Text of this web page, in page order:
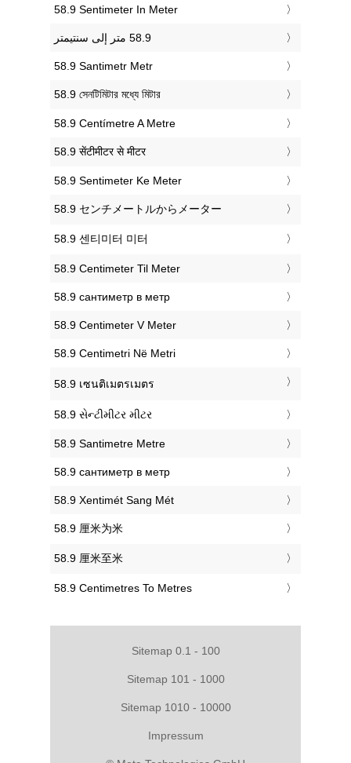
‎58.9 Sentimeter In Meter
‎58.9 Santimetr Metr
‎58.9 সেনটিমিটার মধ্যে মিটার
‎58.9 Centímetre A Metre
‎58.9 सेंटीमीटर से मीटर
‎58.9 Sentimeter Ke Meter
‎58.9 センチメートルからメーター
‎58.9 센티미터 미터
‎58.9 Centimeter Til Meter
‎58.9 сантиметр в метр
‎58.9 Centimeter V Meter
‎58.9 Centimetri Në Metri
‎58.9 เซนติเมตรเมตร
‎58.9 સેન્ટીમીટર મીટર
‎58.9 Santimetre Metre
‎58.9 сантиметр в метр
‎58.9 Xentimét Sang Mét
‎58.9 厘米为米
‎58.9 厘米至米
‎58.9 Centimetres To Metres
Sitemap 0.1 - 100
Sitemap 101 - 1000
Sitemap 1010 - 10000
Impressum